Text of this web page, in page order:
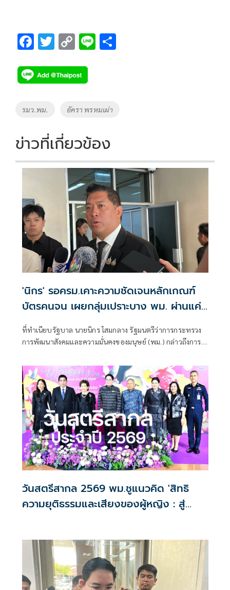
F
e
b
o
k
T
tt
er
C
p
y
Li
k
Li
Tags
รมว.พม. อัครา พรหมเผ่า
ข่าวที่เกี่ยวข้อง
'นิกร' รอครม.เคาะความชัดเจนหลักเกณฑ์
บัตรคนจน เผยกลุ่มเปราะบาง พม. ผ่านแค่
2 แสน จากที่ยื่นไป 1 ล้านคน
ที่ทำเนียบรัฐบาล นายนิกร โสมกลาง รัฐมนตรีว่าการกระทรวง
การพัฒนาสังคมและความมั่นคงของมนุษย์ (พม.) กล่าวถึงการ
วันสตรีสากล 2569 พม.ชูแนวคิด 'สิทธิ
ความยุติธรรมและเสียงของผู้หญิง : สู่